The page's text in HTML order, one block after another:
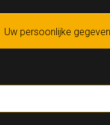
Uw persoonlijke